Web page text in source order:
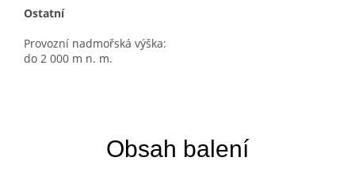
Ostatní
Provozní nadmořská výška:
do 2 000 m n. m.
Obsah balení